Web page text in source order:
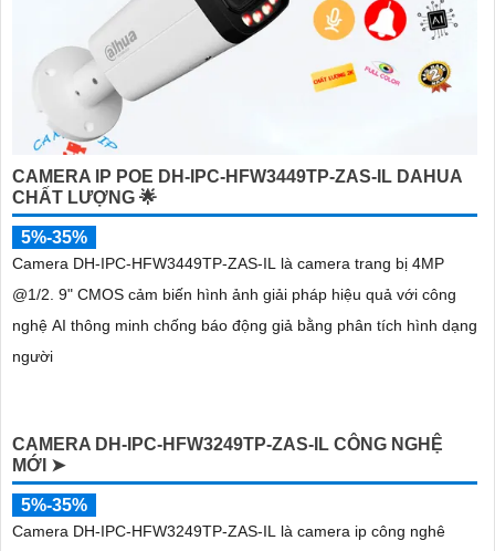
CAMERA IP POE DH-IPC-HFW3449TP-ZAS-IL DAHUA
CHẤT LƯỢNG 🌟
5%-35%
Camera DH-IPC-HFW3449TP-ZAS-IL là camera trang bị 4MP
@1/2. 9" CMOS cảm biến hình ảnh giải pháp hiệu quả với công
nghệ AI thông minh chống báo động giả bằng phân tích hình dạng
người
CAMERA DH-IPC-HFW3249TP-ZAS-IL CÔNG NGHỆ
MỚI ➤
5%-35%
Camera DH-IPC-HFW3249TP-ZAS-IL là camera ip công nghê